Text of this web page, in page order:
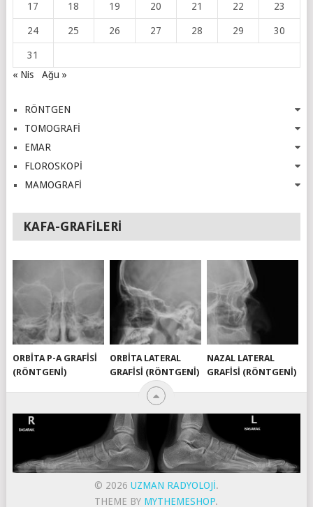
17 18 19 20 21 22 23
24 25 26 27 28 29 30
31
« Nis
Ağu »
RÖNTGEN
TOMOGRAFİ
EMAR
FLOROSKOPİ
MAMOGRAFİ
KAFA-GRAFILERI
ORBITA P-A GRAFISI
(RÖNTGENI)
ORBITA LATERAL
GRAFISI (RÖNTGENI)
NAZAL LATERAL
GRAFISI (RÖNTGENI)
© 2026 UZMAN RADYOLOJI.
THEME BY MYTHEMESHOP.